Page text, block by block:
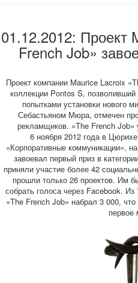
01.12.2012: Проект
French Job»
Проект компании Maurice Lacroix
коллекции Pontos S,
попытками установки нового
Себастьяном Мюра, отмечен
рекламщиков. «The French Job»
6 ноября 2012 года в
«Корпоративные коммуникации»,
завоевал первый приз в
приняли участие более 42
прошли только 26 проектов. Им
собрать голоса через Facebook.
«The French Job» набрал 3 000,
первое